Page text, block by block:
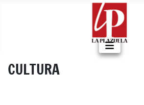
CULTURA